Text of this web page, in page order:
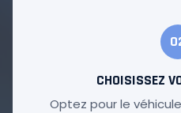
CHOISISSEZ
Optez pour le